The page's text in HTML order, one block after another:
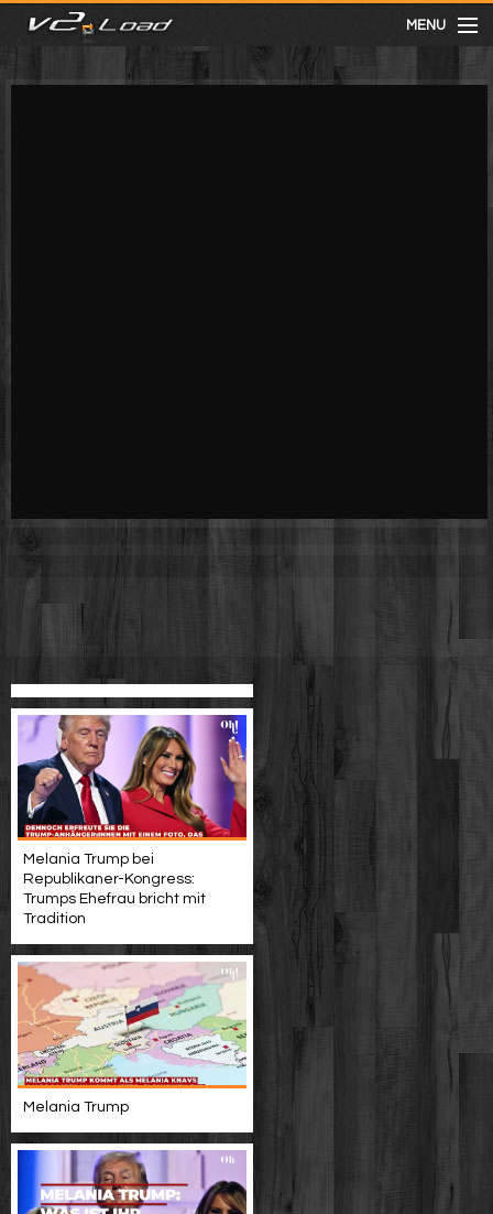
MENU
meist gesehen
Melania Trump bei
Republikaner-Kongress:
Trumps Ehefrau bricht mit
Tradition
Melania Trump